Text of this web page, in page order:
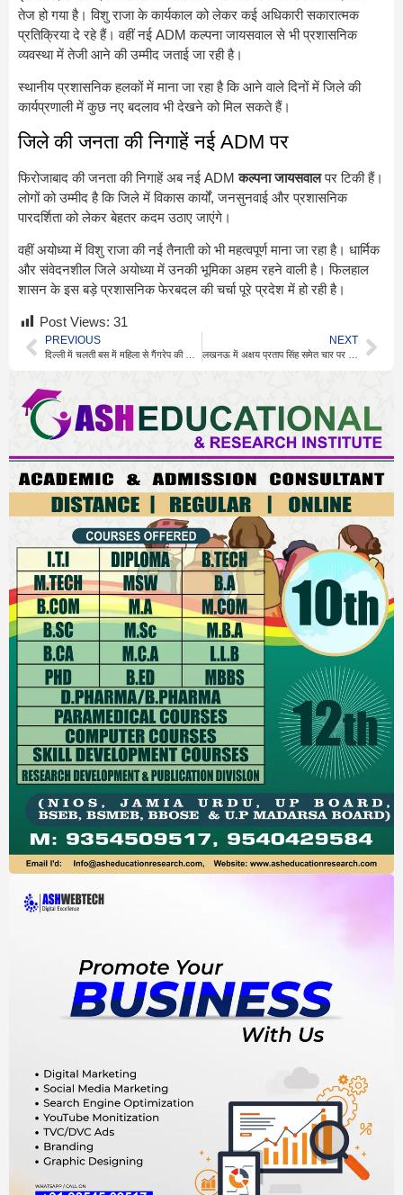
तेज हो गया है। विशु राजा के कार्यकाल को लेकर कई अधिकारी सकारात्मक
प्रतिक्रिया दे रहे हैं। वहीं नई ADM कल्पना जायसवाल से भी प्रशासनिक
व्यवस्था में तेजी आने की उम्मीद जताई जा रही है।
स्थानीय प्रशासनिक हलकों में माना जा रहा है कि आने वाले दिनों में जिले की
कार्यप्रणाली में कुछ नए बदलाव भी देखने को मिल सकते हैं।
जिले की जनता की निगाहें नई ADM पर
फिरोजाबाद की जनता की निगाहें अब नई ADMकल्पना जायसवालपर टिकी हैं।
लोगों को उम्मीद है कि जिले में विकास कार्यों, जनसुनवाई और प्रशासनिक
पारदर्शिता को लेकर बेहतर कदम उठाए जाएंगे।
वहीं अयोध्या में विशु राजा की नई तैनाती को भी महत्वपूर्ण माना जा रहा है। धार्मिक
और संवेदनशील जिले अयोध्या में उनकी भूमिका अहम रहने वाली है। फिलहाल
शासन के इस बड़े प्रशासनिक फेरबदल की चर्चा पूरे प्रदेश में हो रही है।
Post Views: 31
PREVIOUS NEXT